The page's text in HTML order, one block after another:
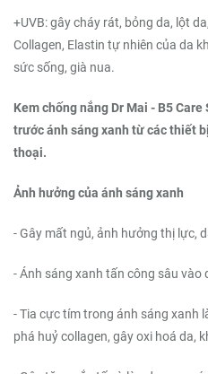
+UVB: gây cháy rát, bỏng da, lột
Collagen, Elastin tự nhiên của da
sức sống, già nua.
Kem chống nắng Dr Mai - B5
trước ánh sáng xanh từ các thiết
thoại.
Ảnh hưởng của ánh sáng xanh
- Gây mất ngủ, ảnh hưởng thị lực,
- Ánh sáng xanh tấn công sâu vào
- Tia cực tím trong ánh sáng xanh
phá huỷ collagen, gây oxi hoá da,